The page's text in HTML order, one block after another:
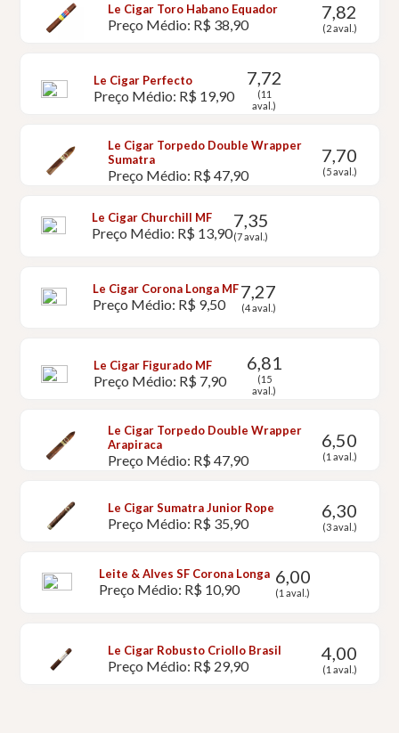
Le Cigar Toro Habano Equador
Preço Médio: R$ 38,90
7,82
(2 aval.)
Le Cigar Perfecto
Preço Médio: R$ 19,90
7,72
(11
aval.)
Le Cigar Torpedo Double Wrapper
Sumatra
Preço Médio: R$ 47,90
7,70
(5 aval.)
Le Cigar Churchill MF
Preço Médio: R$ 13,90
7,35
(7 aval.)
Le Cigar Corona Longa MF
Preço Médio: R$ 9,50
7,27
(4 aval.)
Le Cigar Figurado MF
Preço Médio: R$ 7,90
6,81
(15
aval.)
Le Cigar Torpedo Double Wrapper
Arapiraca
Preço Médio: R$ 47,90
6,50
(1 aval.)
Le Cigar Sumatra Junior Rope
Preço Médio: R$ 35,90
6,30
(3 aval.)
Leite & Alves SF Corona Longa
Preço Médio: R$ 10,90
6,00
(1 aval.)
Le Cigar Robusto Criollo Brasil
Preço Médio: R$ 29,90
4,00
(1 aval.)